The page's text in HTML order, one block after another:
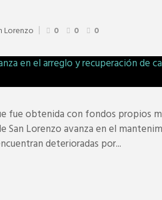
Lorenzo 0 0 0
fue obtenida con fondos propios
San Lorenzo avanza en el
deterioradas por...